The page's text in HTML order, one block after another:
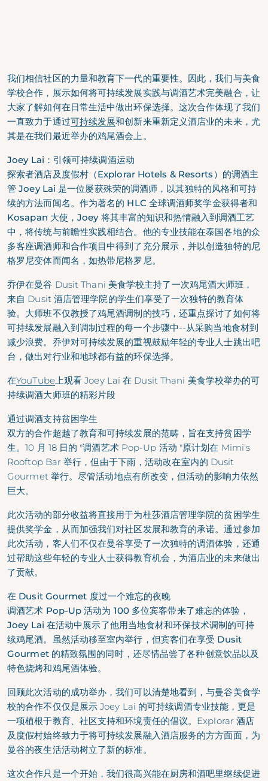
我们相信社区的力量和教育下一代的重要性。因此，我们与美食
学校合作，展示如何将可持续发展实践与调酒艺术完美融合，让
大家了解如何在日常生活中做出环保选择。这次合作体现了我们
一直致力于通过可持续发展和创新来重新定义酒店业的未来，尤
其是在我们最近举办的鸡尾酒会上。
Joey Lai：引领可持续调酒运动
探索者酒店及度假村（Explorar Hotels & Resorts）的调酒主
管 Joey Lai 是一位屡获殊荣的调酒师，以其独特的风格和可持
续的方法而闻名。作为著名的 HLC 全球调酒师奖学金获得者和
Kosapan 大使，Joey 将其丰富的知识和热情融入到调酒工艺
中，将传统与前瞻性实践相结合。他的专业技能在泰国各地的众
多客座调酒师和合作项目中得到了充分展示，并以创造独特的尼
格罗尼变体而闻名，如热带尼格罗尼。
乔伊在曼谷 Dusit Thani 美食学校主持了一次鸡尾酒大师班，
来自 Dusit 酒店管理学院的学生们享受了一次独特的教育体
验。大师班不仅教授了鸡尾酒调制的技巧，还重点探讨了如何将
可持续发展融入到调制过程的每一个步骤中--从采购当地食材到
减少浪费。乔伊对可持续发展的重视鼓励年轻的专业人士跳出吧
台，做出对行业和地球都有益的环保选择。
在YouTube上观看 Joey Lai 在 Dusit Thani 美食学校举办的可
持续调酒大师班的精彩片段
通过调酒支持贫困学生
双方的合作超越了教育和可持续发展的范畴，旨在支持贫困学
生。10 月 18 日的 "调酒艺术 Pop-Up 活动 "原计划在 Mimi's
Rooftop Bar 举行，但由于下雨，活动改在室内的 Dusit
Gourmet 举行。尽管活动地点有所改变，但活动的影响力依然
巨大。
此次活动的部分收益将直接用于为杜莎酒店管理学院的贫困学生
提供奖学金，从而加强我们对社区发展和教育的承诺。通过参加
此次活动，客人们不仅在曼谷享受了一次独特的调酒体验，还通
过帮助这些年轻的专业人士获得教育机会，为酒店业的未来做出
了贡献。
在 Dusit Gourmet 度过一个难忘的夜晚
调酒艺术 Pop-Up 活动为 100 多位宾客带来了难忘的体验，
Joey Lai 在活动中展示了他用当地食材和环保技术调制的可持
续鸡尾酒。虽然活动移至室内举行，但宾客们在享受 Dusit
Gourmet 的精致氛围的同时，还尽情品尝了各种创意饮品以及
特色烧烤和鸡尾酒体验。
回顾此次活动的成功举办，我们可以清楚地看到，与曼谷美食学
校的合作不仅仅是展示 Joey Lai 的可持续调酒专业技能，更是
一项植根于教育、社区支持和环境责任的倡议。 Explorar 酒店
及度假村始终致力于将可持续发展融入酒店服务的方方面面，为
曼谷的夜生活活动树立了新的标准。
这次合作只是一个开始，我们很高兴能在厨房和酒吧里继续促进